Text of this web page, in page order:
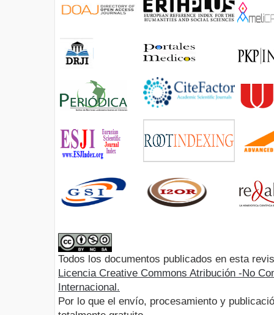
Todos los documentos publicados en esta
Licencia Creative Commons Atribución -No
Internacional.
Por lo que el envío, procesamiento y